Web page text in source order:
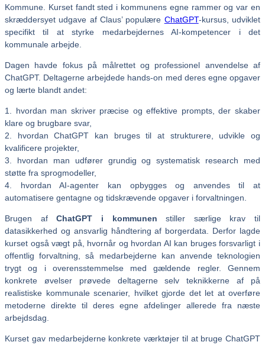
Kommune. Kurset fandt sted i kommunens egne rammer og var en
skræddersyet udgave af Claus’ populære ChatGPT-kursus, udviklet
specifikt til at styrke medarbejdernes AI-kompetencer i det
kommunale arbejde.
Dagen havde fokus på målrettet og professionel anvendelse af
ChatGPT. Deltagerne arbejdede hands-on med deres egne opgaver
og lærte blandt andet:
1. hvordan man skriver præcise og effektive prompts, der skaber
klare og brugbare svar,
2. hvordan ChatGPT kan bruges til at strukturere, udvikle og
kvalificere projekter,
3. hvordan man udfører grundig og systematisk research med
støtte fra sprogmodeller,
4. hvordan AI-agenter kan opbygges og anvendes til at
automatisere gentagne og tidskrævende opgaver i forvaltningen.
Brugen afChatGPT i kommunen stiller særlige krav til
datasikkerhed og ansvarlig håndtering af borgerdata. Derfor lagde
kurset også vægt på, hvornår og hvordan AI kan bruges forsvarligt i
offentlig forvaltning, så medarbejderne kan anvende teknologien
trygt og i overensstemmelse med gældende regler. Gennem
konkrete øvelser prøvede deltagerne selv teknikkerne af på
realistiske kommunale scenarier, hvilket gjorde det let at overføre
metoderne direkte til deres egne afdelinger allerede fra næste
arbejdsdag.
Kurset gav medarbejderne konkrete værktøjer til at bruge ChatGPT